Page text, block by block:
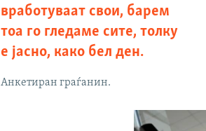
вработуваат свои, барем
тоа го гледаме сите, толку
е јасно, како бел ден.
Анкетиран граѓанин.